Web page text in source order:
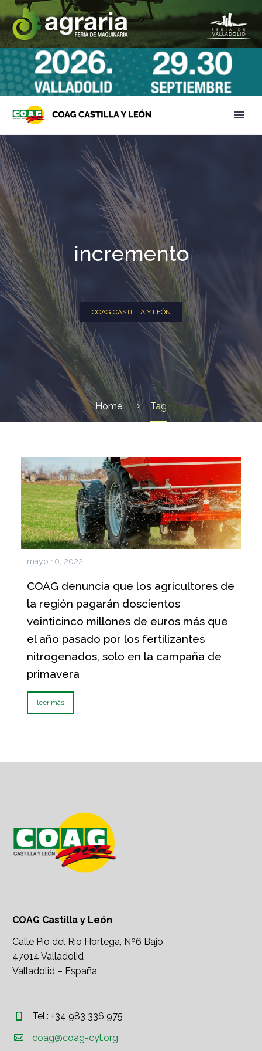
incremento
COAG CASTILLA Y LEÓN
Home Tag
mayo 10, 2022
COAG denuncia que los agricultores de
la región pagarán doscientos
veinticinco millones de euros más que
el año pasado por los fertilizantes
nitrogenados, solo en la campaña de
primavera
leer más
COAG Castilla y León
Calle Pío del Río Hortega, Nº6 Bajo
47014 Valladolid
Valladolid – España

 Tel.: +34 983 336 975

 coag@coag-cyl.org